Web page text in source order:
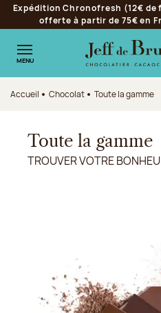
Aller à la navigation
Aller au contenu principal
Aller au pied de page
Expédition Chronofresh (12€ de
offerte à partir de 75€ en
MENU
Accueil Chocolat Toute la gamme
Toute la gamme
TROUVER VOTRE